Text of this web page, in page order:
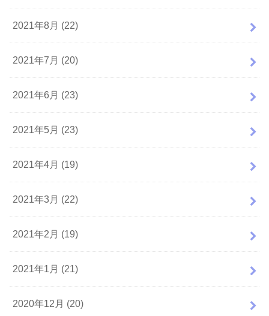
2021年8月 (22)
2021年7月 (20)
2021年6月 (23)
2021年5月 (23)
2021年4月 (19)
2021年3月 (22)
2021年2月 (19)
2021年1月 (21)
2020年12月 (20)